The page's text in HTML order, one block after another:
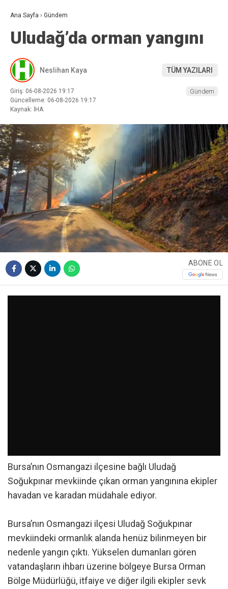
Ana Sayfa › Gündem
Uludağ’da orman yangını
Neslihan Kaya TÜM YAZILARI
Giriş: 06-08-2026 19:17
Güncelleme: 06-08-2026 19:17
Kaynak: İHA
Gündem
ABONE OL
Bursa’nın Osmangazi ilçesine bağlı Uludağ
Soğukpınar mevkiinde çıkan orman yangınına ekipler
havadan ve karadan müdahale ediyor.
Bursa’nın Osmangazi ilçesi Uludağ Soğukpınar
mevkiindeki ormanlık alanda henüz bilinmeyen bir
nedenle yangın çıktı. Yükselen dumanları gören
vatandaşların ihbarı üzerine bölgeye Bursa Orman
Bölge Müdürlüğü, itfaiye ve diğer ilgili ekipler sevk